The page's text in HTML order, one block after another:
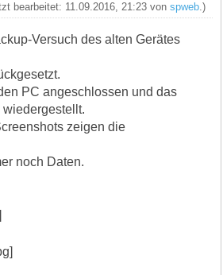
bearbeitet: 11.09.2016, 21:23 vonspweb .)
Versuch des alten Gerätes
PC angeschlossen und das
wiedergestellt.
zeigen die
noch Daten.